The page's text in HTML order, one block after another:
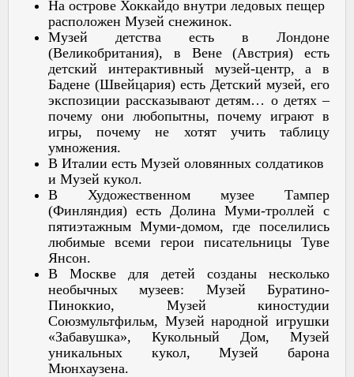
На острове Хоккайдо внутри ледовых пещер
расположен Музей снежинок.
Музей детства есть в Лондоне
(Великобритания), в Вене (Австрия) есть
детский интерактивный музей-центр, а в
Бадене (Швейцария) есть Детский музей, его
экспозиции рассказывают детям… о детях –
почему они любопытны, почему играют в
игры, почему не хотят учить таблицу
умножения.
В Италии есть Музей оловянных солдатиков
и Музей кукол.
В Художественном музее Тампер
(Финляндия) есть Долина Муми-троллей с
пятиэтажным Муми-домом, где поселились
любимые всеми герои писательницы Туве
Янсон.
В Москве для детей созданы несколько
необычных музеев: Музей Буратино-
Пиноккио, Музей киностудии
Союзмультфильм, Музей народной игрушки
«Забавушка», Кукольный Дом, Музей
уникальных кукол, Музей барона
Мюнхаузена.